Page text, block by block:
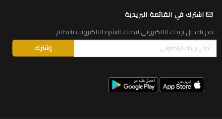
اشترك في القائمة البريدية
قم بادخال بريدك الالكتروني لتصلك النشرة الالكترونية بانتظام